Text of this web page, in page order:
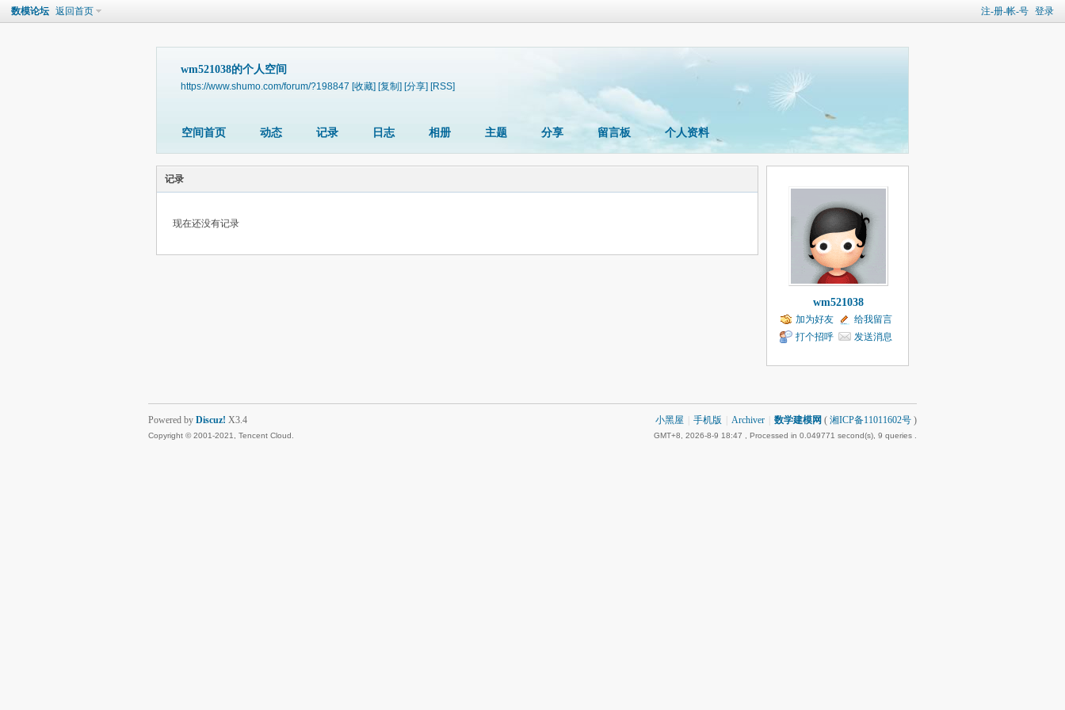
注-册-帐-号 登录
数模论坛 返回首页
wm521038的个人空间
https://www.shumo.com/forum/?198847 [收藏] [复制] [分享] [RSS]
空间首页 动态 记录 日志 相册 主题 分享 留言板 个人资料
记录
现在还没有记录
wm521038
加为好友
给我留言
打个招呼
发送消息
小黑屋 手机版 Archiver 数学建模网 ( 湘ICP备11011602号 )
GMT+8, 2026-8-9 18:47 , Processed in 0.049771 second(s), 9 queries .
Powered by Discuz! X3.4
Copyright © 2001-2021, Tencent Cloud.